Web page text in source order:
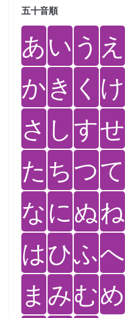
五十音順
あい う え
かき く け
さ しすせ
た ちつて
なにぬね
はひふへ
ま みむめ